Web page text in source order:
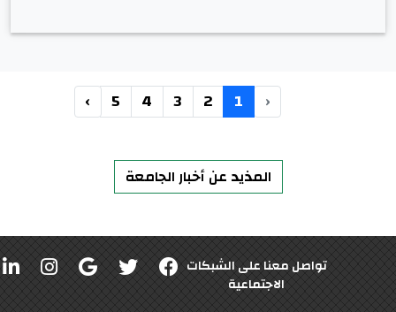
‹
1
2
3
4
5
›
المذيد عن أخبار الجامعة
تواصل معنا على الشبكات
الاجتماعية